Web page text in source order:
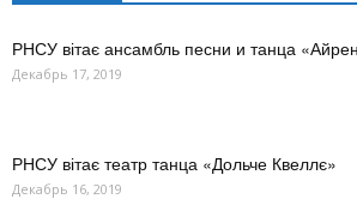
РНСУ вітає ансамбль песни и танца
Декабрь 17, 2019
РНСУ вітає театр танца «Дольче Квеллє»
Декабрь 16, 2019